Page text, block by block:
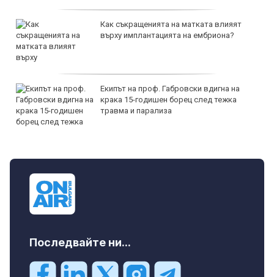
Как съкращенията на матката влияят
върху имплантацията на ембриона?
Екипът на проф. Габровски вдигна на
крака 15-годишен борец след тежка
травма и парализа
Последвайте ни...